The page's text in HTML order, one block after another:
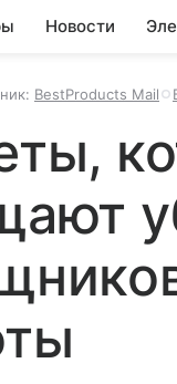
Новости
BestProducts Mail